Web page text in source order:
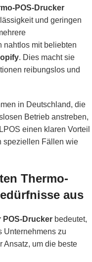
POS-Drucker
und geringen
nahtlos mit beliebten
. Dies macht sie
reibungslos und
in Deutschland, die
Betrieb anstreben,
einen klaren Vorteil
speziellen Fällen wie
Thermo-
aus
Drucker bedeutet,
Unternehmens zu
Ansatz, um die beste